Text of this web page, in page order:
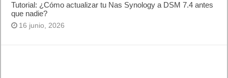
Tutorial: ¿Cómo actualizar tu Nas Synology a DSM 7.4 antes
que nadie?
16 junio, 2026